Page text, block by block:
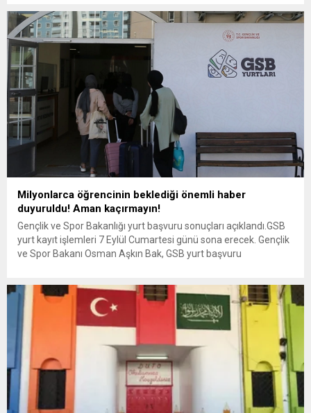
tamamlayacaklar. YKS ek yerleştirme sonuçlarına göre bir
programa...
Milyonlarca öğrencinin beklediği önemli haber
duyuruldu! Aman kaçırmayın!
Gençlik ve Spor Bakanlığı yurt başvuru sonuçları açıklandı.GSB
yurt kayıt işlemleri 7 Eylül Cumartesi günü sona erecek. Gençlik
ve Spor Bakanı Osman Aşkın Bak, GSB yurt başvuru
eğitim programlarına ilk kez kayıt yaptıran öğrencilerle ara sınıf
öğrencileri...